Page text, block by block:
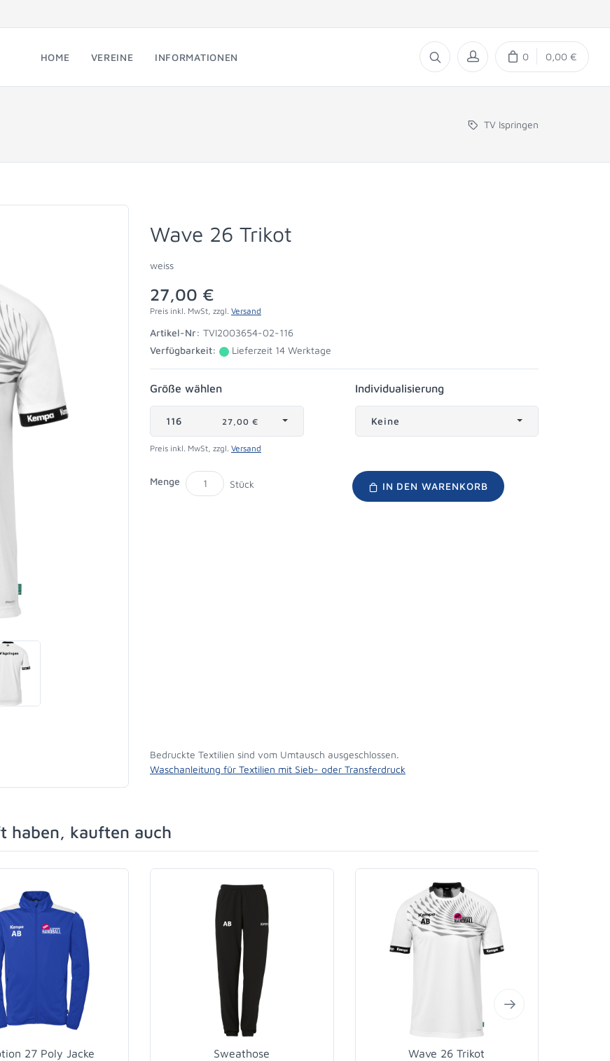
HOME VEREINE INFORMATIONEN 0 0,00 €
TV Ispringen
Wave 26 Trikot
weiss
27,00 €
Preis inkl. MwSt, zzgl. Versand
Artikel-Nr: TVI2003654-02-116
Verfügbarkeit:
Lieferzeit 14 Werktage
Größe wählen
116 27,00 €
Preis inkl. MwSt, zzgl. Versand
Individualisierung
Keine
Menge Stück IN DEN WARENKORB
Bedruckte Textilien sind vom Umtausch ausgeschlossen.
Waschanleitung für Textilien mit Sieb- oder Transferdruck
haben, kauften auch
27 Poly Jacke
Sweathose
Wave 26 Trikot